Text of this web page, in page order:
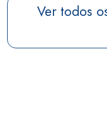
Ver todos